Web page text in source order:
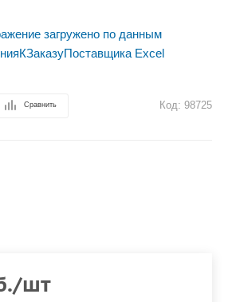
Сравнить Код: 98725
/шт